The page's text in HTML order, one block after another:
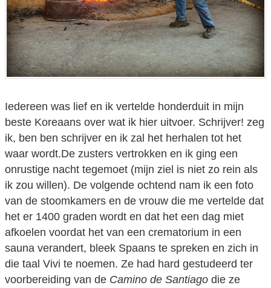
Iedereen was lief en ik vertelde honderduit in mijn
beste Koreaans over wat ik hier uitvoer. Schrijver! zeg
ik, ben ben schrijver en ik zal het herhalen tot het
waar wordt.De zusters vertrokken en ik ging een
onrustige nacht tegemoet (mijn ziel is niet zo rein als
ik zou willen). De volgende ochtend nam ik een foto
van de stoomkamers en de vrouw die me vertelde dat
het er 1400 graden wordt en dat het een dag miet
afkoelen voordat het van een crematorium in een
sauna verandert, bleek Spaans te spreken en zich in
die taal Vivi te noemen. Ze had hard gestudeerd ter
voorbereiding van de Camino de Santiago die ze